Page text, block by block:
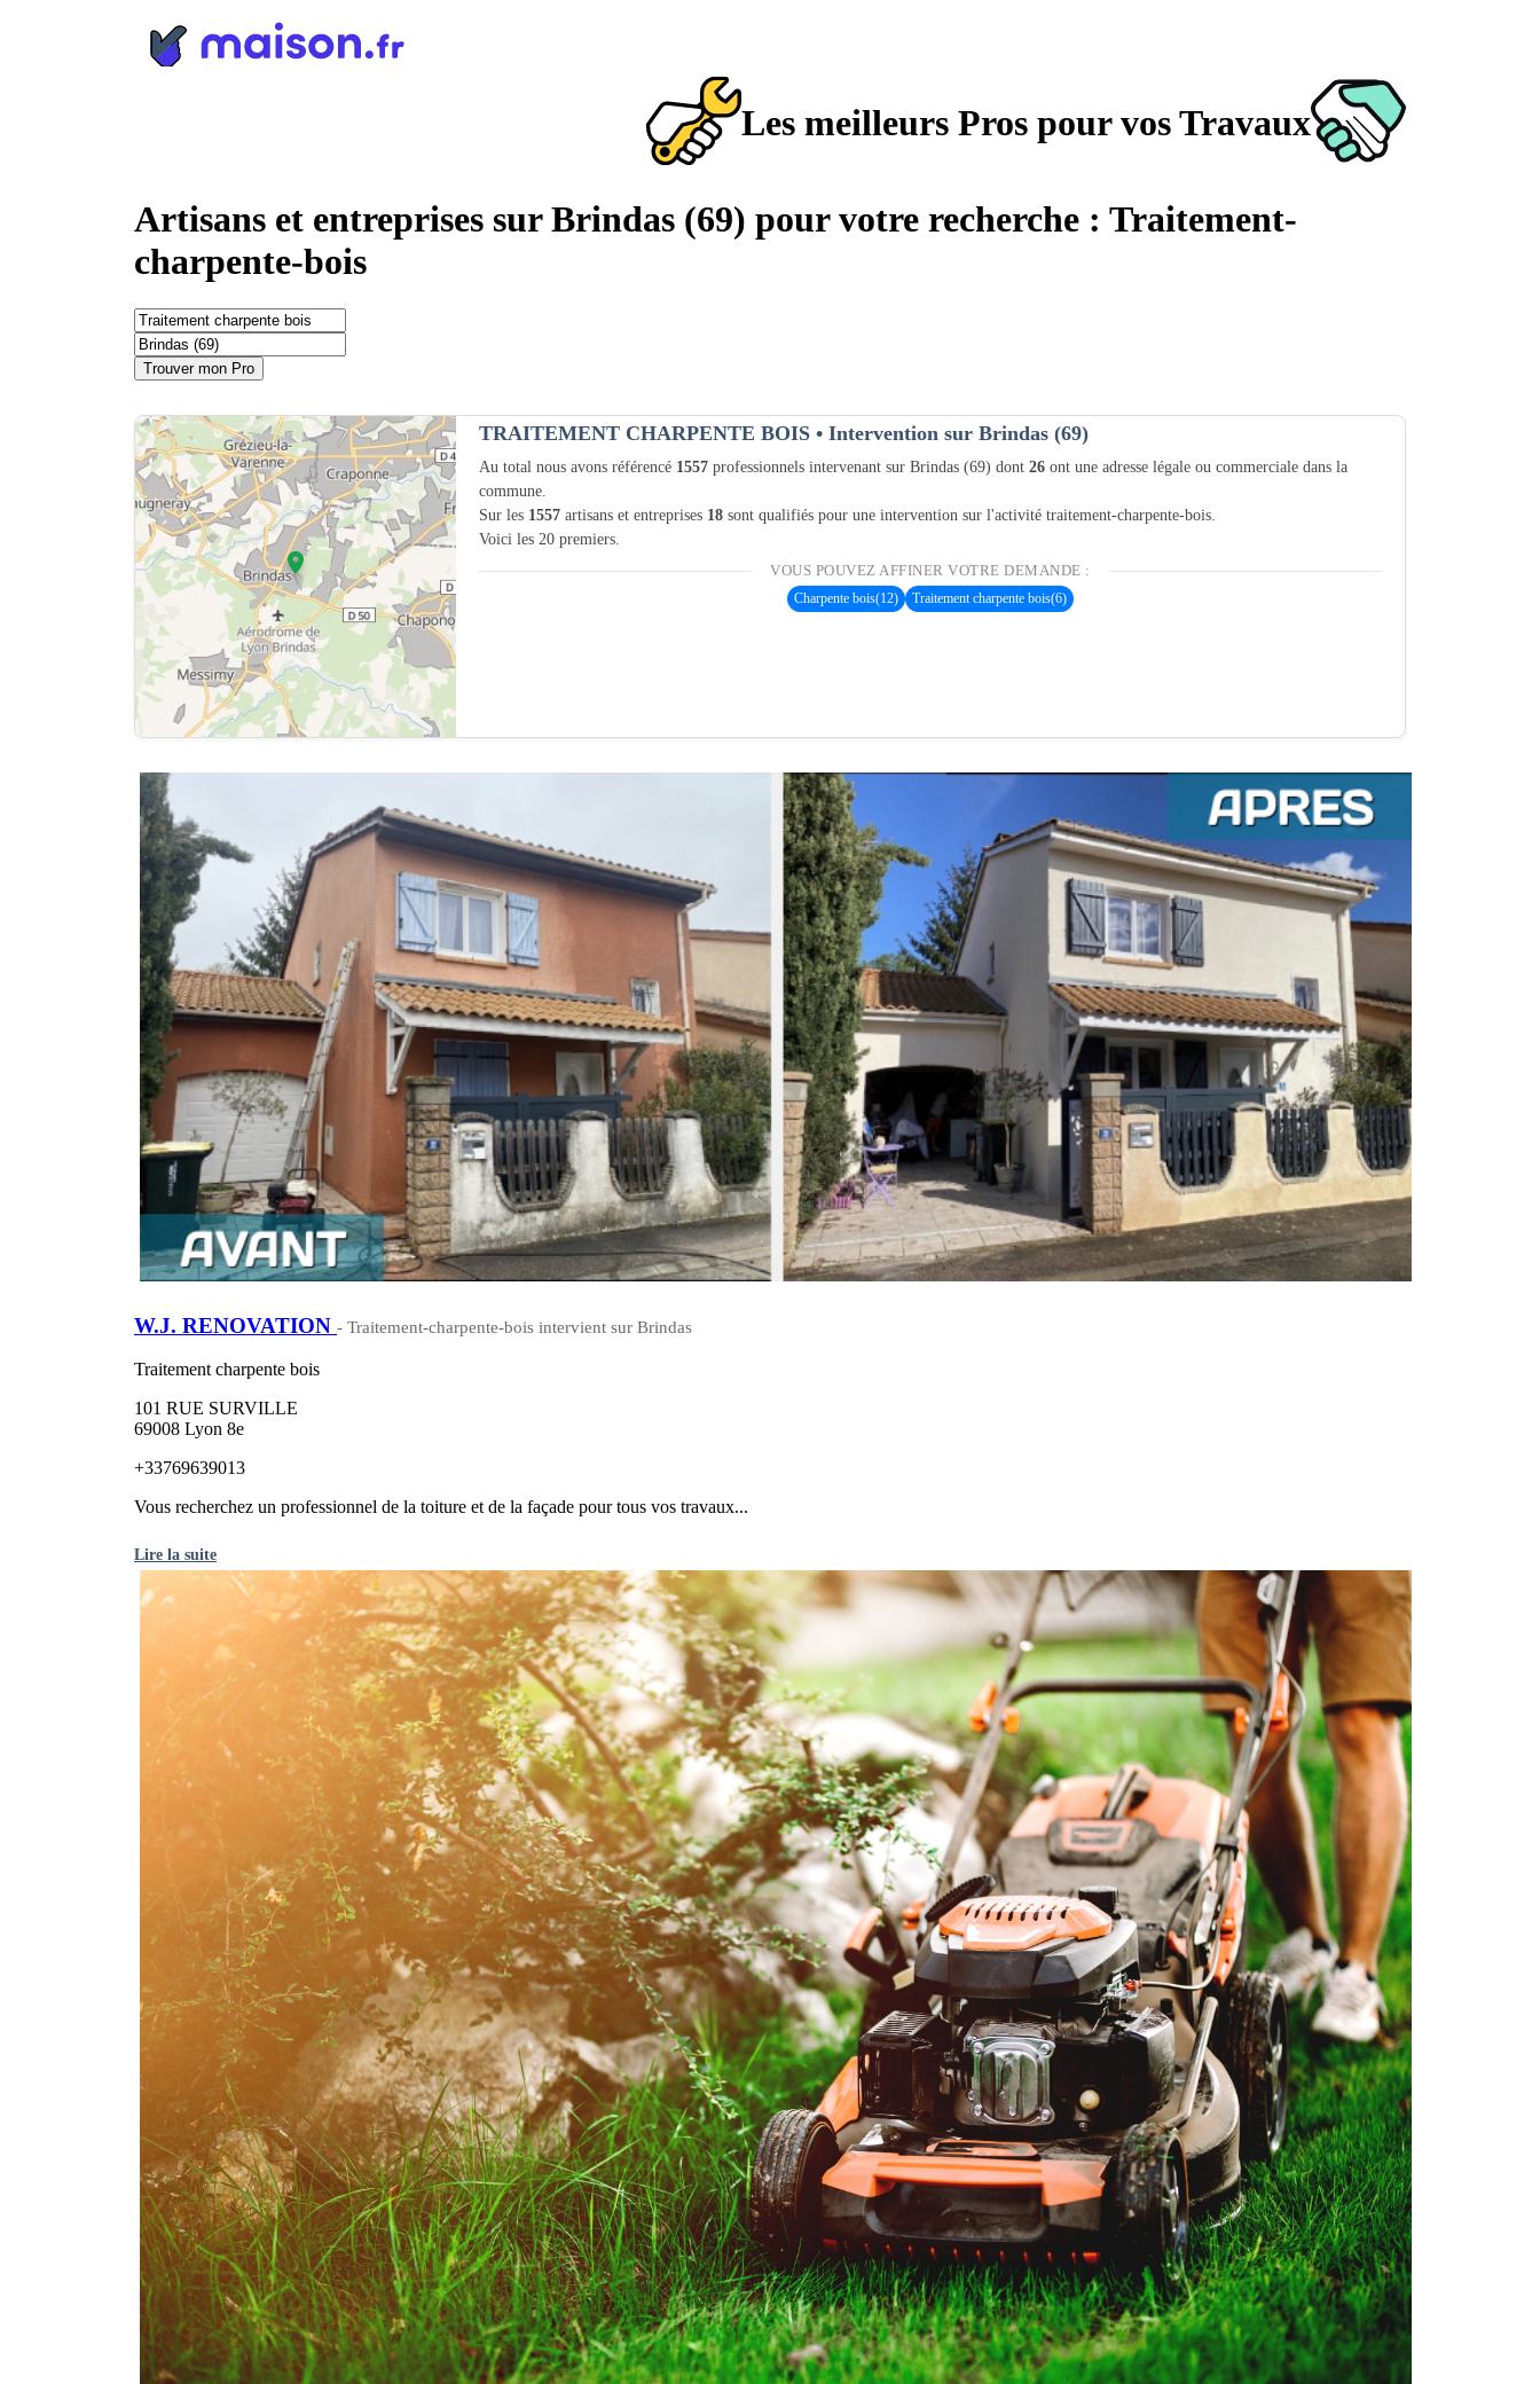
Les meilleurs Pros pour vos Travaux
Artisans et entreprises sur Brindas (69) pour votre recherche : Traitement-
charpente-bois
Trouver mon Pro
TRAITEMENT CHARPENTE BOIS • Intervention sur Brindas (69)
Au total nous avons référencé 1557 professionnels intervenant sur Brindas (69) dont 26 ont une adresse légale ou commerciale dans la
commune.
Sur les 1557 artisans et entreprises 18 sont qualifiés pour une intervention sur l'activité traitement-charpente-bois.
Voici les 20 premiers.
VOUS POUVEZ AFFINER VOTRE DEMANDE :
Charpente bois(12) Traitement charpente bois(6)
W.J. RENOVATION - Traitement-charpente-bois intervient sur Brindas
Traitement charpente bois
101 RUE SURVILLE
69008 Lyon 8e
+33769639013
Vous recherchez un professionnel de la toiture et de la façade pour tous vos travaux...
Lire la suite